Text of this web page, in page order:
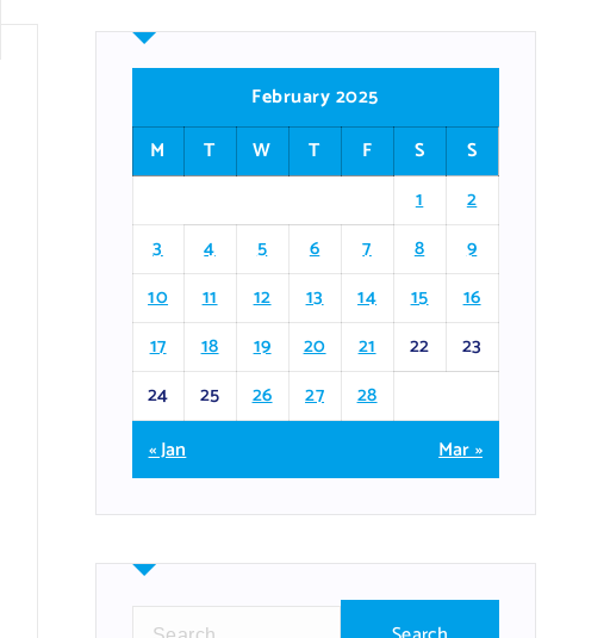
February 2025
M
T W T F S
S
1
2
3
4 5 6 7 8
9
10
11 12 13 14 15
16
17
18 19 20 21 22
23
24
25 26 27
28
« Jan
Mar »